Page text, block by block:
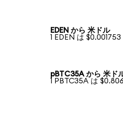
EDEN から 米ドル
1 EDEN は $0.001753
pBTC35A から 米ド
1 PBTC35A は